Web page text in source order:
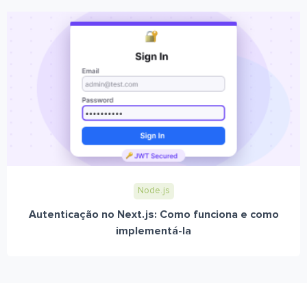
Node.js
Autenticação no Next.js: Como funciona e como
implementá-la